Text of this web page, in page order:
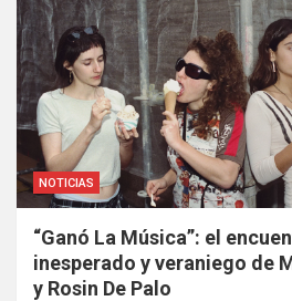
NOTICIAS
“Ganó La Música”: el
inesperado y veraniego de
y Rosin De Palo